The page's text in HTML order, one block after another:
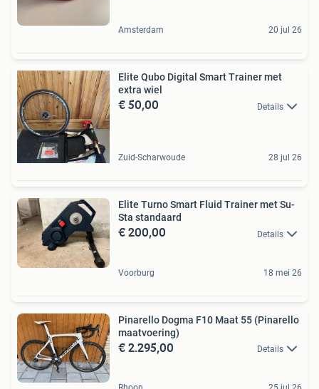
Amsterdam 20 jul 26
Elite Qubo Digital Smart Trainer met
extra wiel
€ 50,00 Details
Zuid-Scharwoude 28 jul 26
Elite Turno Smart Fluid Trainer met Su-
Sta standaard
€ 200,00 Details
Voorburg 18 mei 26
Pinarello Dogma F10 Maat 55 (Pinarello
maatvoering)
€ 2.295,00 Details